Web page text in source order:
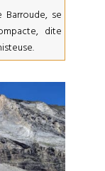
se
dite